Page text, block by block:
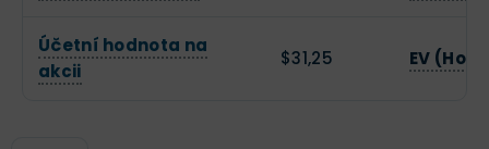
Účetní hodnota na
akcii
$31,25 EV